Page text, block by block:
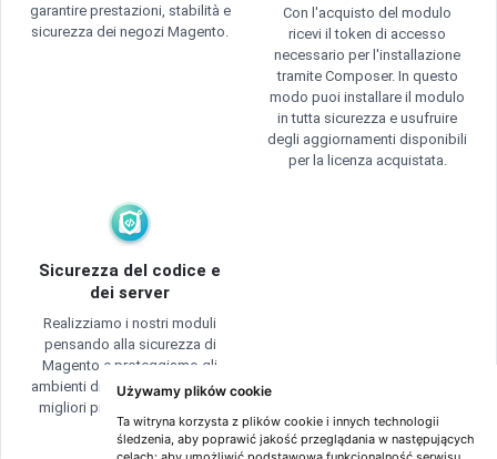
Używamy plików cookie
Ta witryna korzysta z plików cookie i innych technologii
śledzenia, aby poprawić jakość przeglądania w następujących
garantire prestazioni, stabilità e
sicurezza dei negozi Magento.
Con l'acquisto del modulo
ricevi il token di accesso
necessario per l'installazione
tramite Composer. In questo
modo puoi installare il modulo
in tutta sicurezza e usufruire
degli aggiornamenti disponibili
per la licenza acquistata.
Sicurezza del codice e
dei server
Realizziamo i nostri moduli
pensando alla sicurezza di
Magento e proteggiamo gli
ambienti di hosting secondo le
migliori pratiche per i negozi
online.